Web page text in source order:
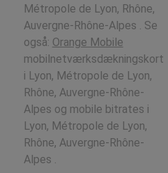
Métropole de Lyon, Rhône,
Auvergne-Rhône-Alpes . Se
også: Orange Mobile
mobilnetværksdækningskort
i Lyon, Métropole de Lyon,
Rhône, Auvergne-Rhône-
Alpes og mobile bitrates i
Lyon, Métropole de Lyon,
Rhône, Auvergne-Rhône-
Alpes .